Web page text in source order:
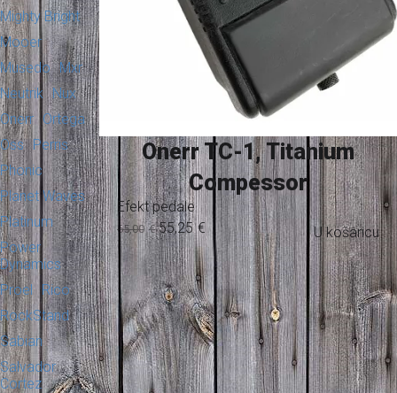
Mighty Bright
Mooer
Musedo Mxr
Neutrik Nux
Onerr Ortega
Oss Perris
Phonic
Planet Waves
Platinum
Power
Dynamics
Proel
Rico
RockStand
Sabian
Salvador
Cortez
Onerr TC-1, Titanium
Compessor
Efekt pedale
€
65,00 €
55,25 U košaricu